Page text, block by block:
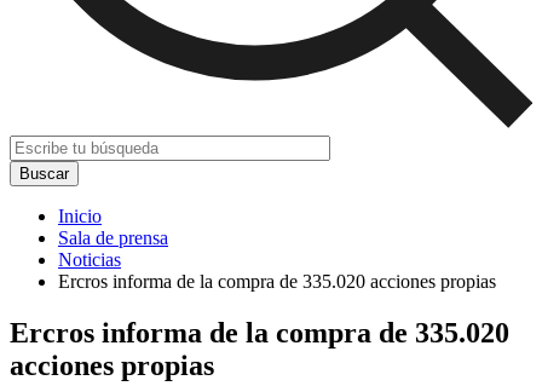
Inicio
Sala de prensa
Noticias
Ercros informa de la compra de 335.020 acciones propias
Ercros informa de la compra de 335.020
acciones propias